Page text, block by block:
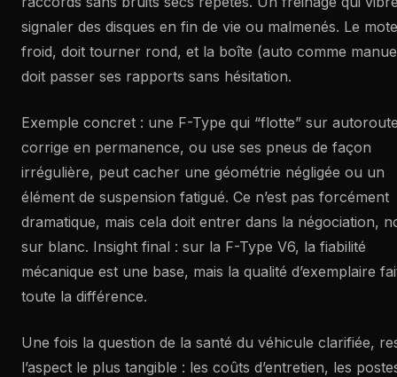
signaler des disques en fin de vie ou malmenés. Le
froid, doit tourner rond, et la boîte (auto comme
doit passer ses rapports sans hésitation.
Exemple concret : une F-Type qui “flotte” sur
corrige en permanence, ou use ses pneus de façon
irrégulière, peut cacher une géométrie négligée ou un
élément de suspension fatigué. Ce n’est pas forcément
dramatique, mais cela doit entrer dans la négociation,
sur blanc. Insight final : sur la F-Type V6, la fiabilité
mécanique est une base, mais la qualité d’exemplaire
toute la différence.
Une fois la question de la santé du véhicule clarifiée,
l’aspect le plus tangible : les coûts d’entretien, les